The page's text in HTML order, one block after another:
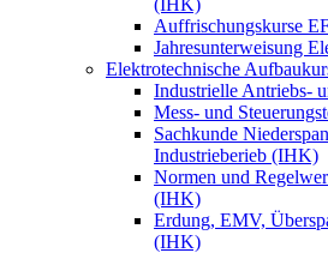
(IHK)
Auffrischungskurse
Jahresunterweisung
Elektrotechnische
Industrielle Antriebs-
Mess- und
Sachkunde
Industrieberieb (IHK)
Normen und
(IHK)
Erdung, EMV,
(IHK)